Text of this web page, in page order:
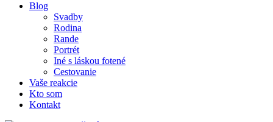
Blog
Svadby
Rodina
Rande
Portrét
Iné s láskou fotené
Cestovanie
Vaše reakcie
Kto som
Kontakt